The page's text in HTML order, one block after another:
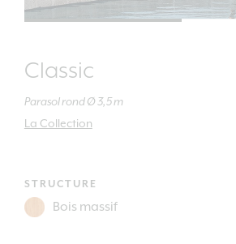
Classic
Parasol rond Ø 3,5 m
La Collection
STRUCTURE